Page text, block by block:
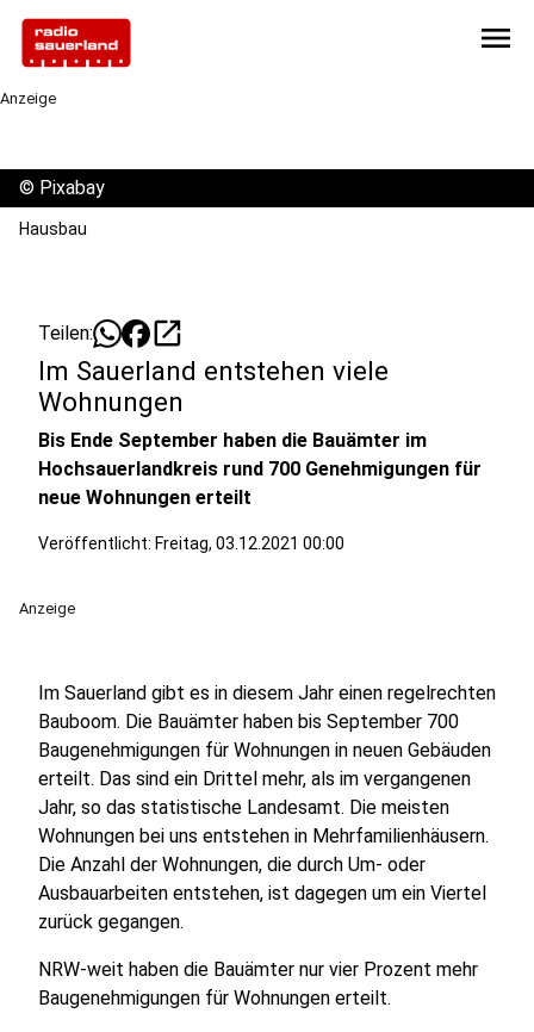
menu
Anzeige
© Pixabay
Hausbau
Teilen: open_in_new
Im Sauerland entstehen viele
Wohnungen
Bis Ende September haben die Bauämter im
Hochsauerlandkreis rund 700 Genehmigungen für
neue Wohnungen erteilt
Veröffentlicht: Freitag, 03.12.2021 00:00
Anzeige
Im Sauerland gibt es in diesem Jahr einen regelrechten
Bauboom. Die Bauämter haben bis September 700
Baugenehmigungen für Wohnungen in neuen Gebäuden
erteilt. Das sind ein Drittel mehr, als im vergangenen
Jahr, so das statistische Landesamt. Die meisten
Wohnungen bei uns entstehen in Mehrfamilienhäusern.
Die Anzahl der Wohnungen, die durch Um- oder
Ausbauarbeiten entstehen, ist dagegen um ein Viertel
zurück gegangen.
NRW-weit haben die Bauämter nur vier Prozent mehr
Baugenehmigungen für Wohnungen erteilt.